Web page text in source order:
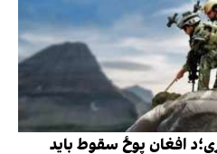
افغان پوځ سقوط باید